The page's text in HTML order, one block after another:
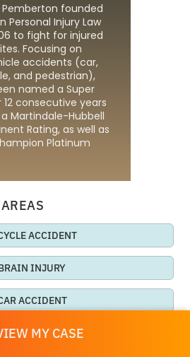
MY CASE
Pemberton founded
Personal Injury Law
to fight for injured
Focusing on
accidents (car,
and pedestrian),
named a Super
12 consecutive years
Martindale-Hubbell
Rating, as well as
Platinum
ACCIDENT
INJURY
ACCIDENT
DOG BITE